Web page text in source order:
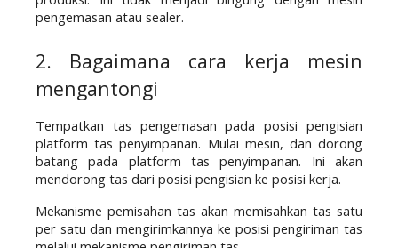
pengemasan atau sealer.
2. Bagaimana cara kerja mesin
mengantongi
Tempatkan tas pengemasan pada posisi pengisian
platform tas penyimpanan. Mulai mesin, dan dorong
batang pada platform tas penyimpanan. Ini akan
mendorong tas dari posisi pengisian ke posisi kerja.
Mekanisme pemisahan tas akan memisahkan tas satu
per satu dan mengirimkannya ke posisi pengiriman tas